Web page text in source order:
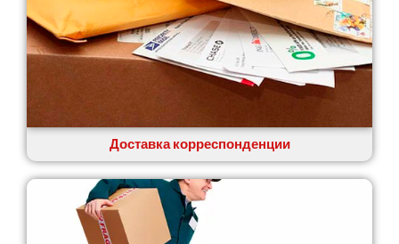
Доставка корреспонденции